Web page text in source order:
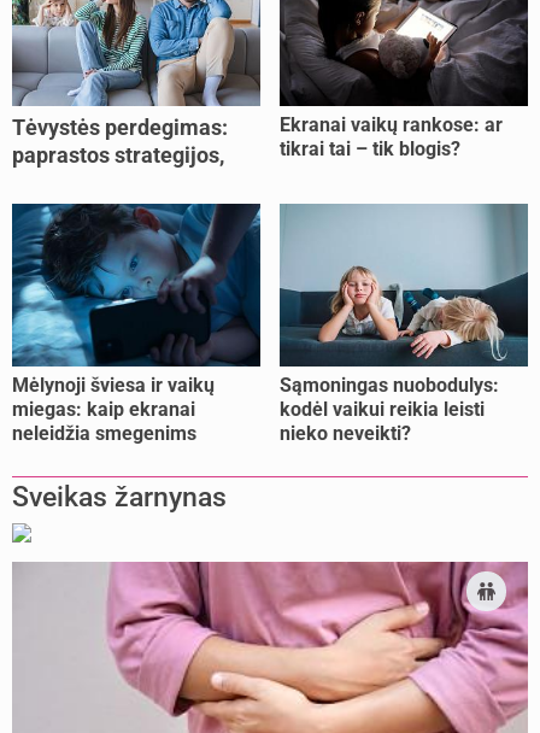
Tėvystės perdegimas:
paprastos strategijos,
jėgas
Ekranai vaikų rankose: ar
tikrai tai – tik blogis?
Mėlynoji šviesa ir vaikų
miegas: kaip ekranai
neleidžia smegenims
Sąmoningas nuobodulys:
kodėl vaikui reikia leisti
nieko neveikti?
Sveikas žarnynas